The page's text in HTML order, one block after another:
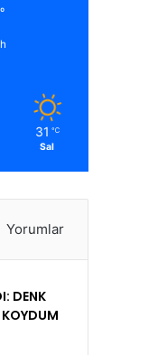
31 ℃
Sal
Yorumlar
DENK